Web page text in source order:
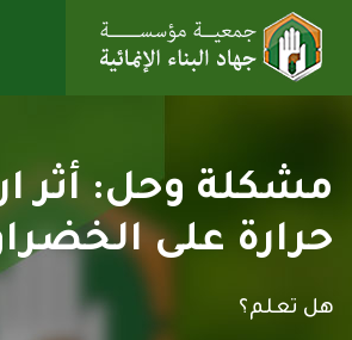
مشكلة وحل: أثر
حرارة على
هل تعلم؟